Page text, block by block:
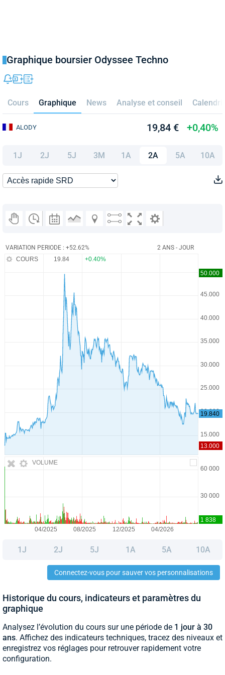
Graphique boursier Odyssee Techno
Cours Graphique News Analyse et conseil
ALODY 19,84 € +0,40%
1J 2J 5J 3M 1A 2A 5A 10A
VARIATION PERIODE : +52.62% 2 ANS - JOUR
VOLUME
COURS 19.84 +0.40%
1J 2J 5J 1A 5A 10A
Connectez-vous pour sauver vos personnalisations
Historique du cours, indicateurs et paramètres du
graphique
Analysez l’évolution du cours sur une période de 1 jour à 30
ans. Affichez des indicateurs techniques, tracez des niveaux et
enregistrez vos réglages pour retrouver rapidement votre
configuration.